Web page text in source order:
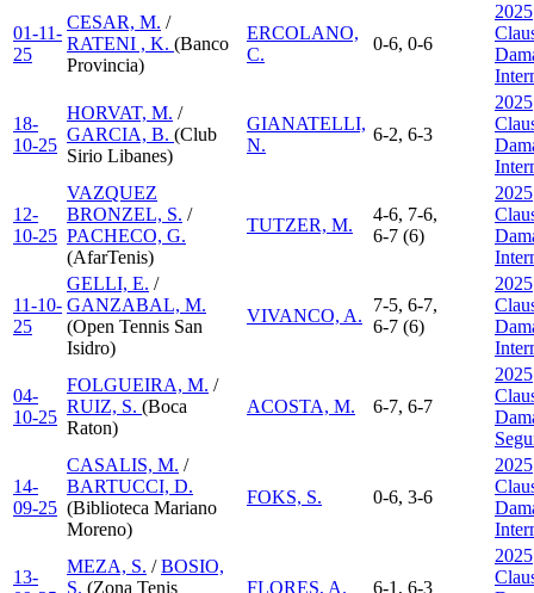
01-11-
25
CESAR, M. /
RATENI , K. (Banco
Provincia)
ERCOLANO,
C.
0-6, 0-6
2025
18-
10-25
HORVAT, M. /
GARCIA, B. (Club
Sirio Libanes)
GIANATELLI,
N.
6-2, 6-3
2025
12-
10-25
VAZQUEZ
BRONZEL, S. /
PACHECO, G.
(AfarTenis)
TUTZER, M.
4-6, 7-6,
6-7 (6)
2025
11-10-
25
GELLI, E. /
GANZABAL, M.
(Open Tennis San
Isidro)
VIVANCO, A.
7-5, 6-7,
6-7 (6)
2025
04-
10-25
FOLGUEIRA, M. /
RUIZ, S. (Boca
Raton)
ACOSTA, M. 6-7, 6-7
2025
14-
09-25
CASALIS, M. /
BARTUCCI, D.
(Biblioteca Mariano
Moreno)
FOKS, S. 0-6, 3-6
2025
13-
MEZA, S. /BOSIO,
S. (Zona Tenis FLORES, A. 6-1, 6-3
2025